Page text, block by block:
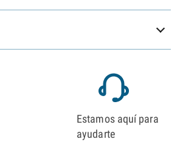
Estamos aquí para
ayudarte